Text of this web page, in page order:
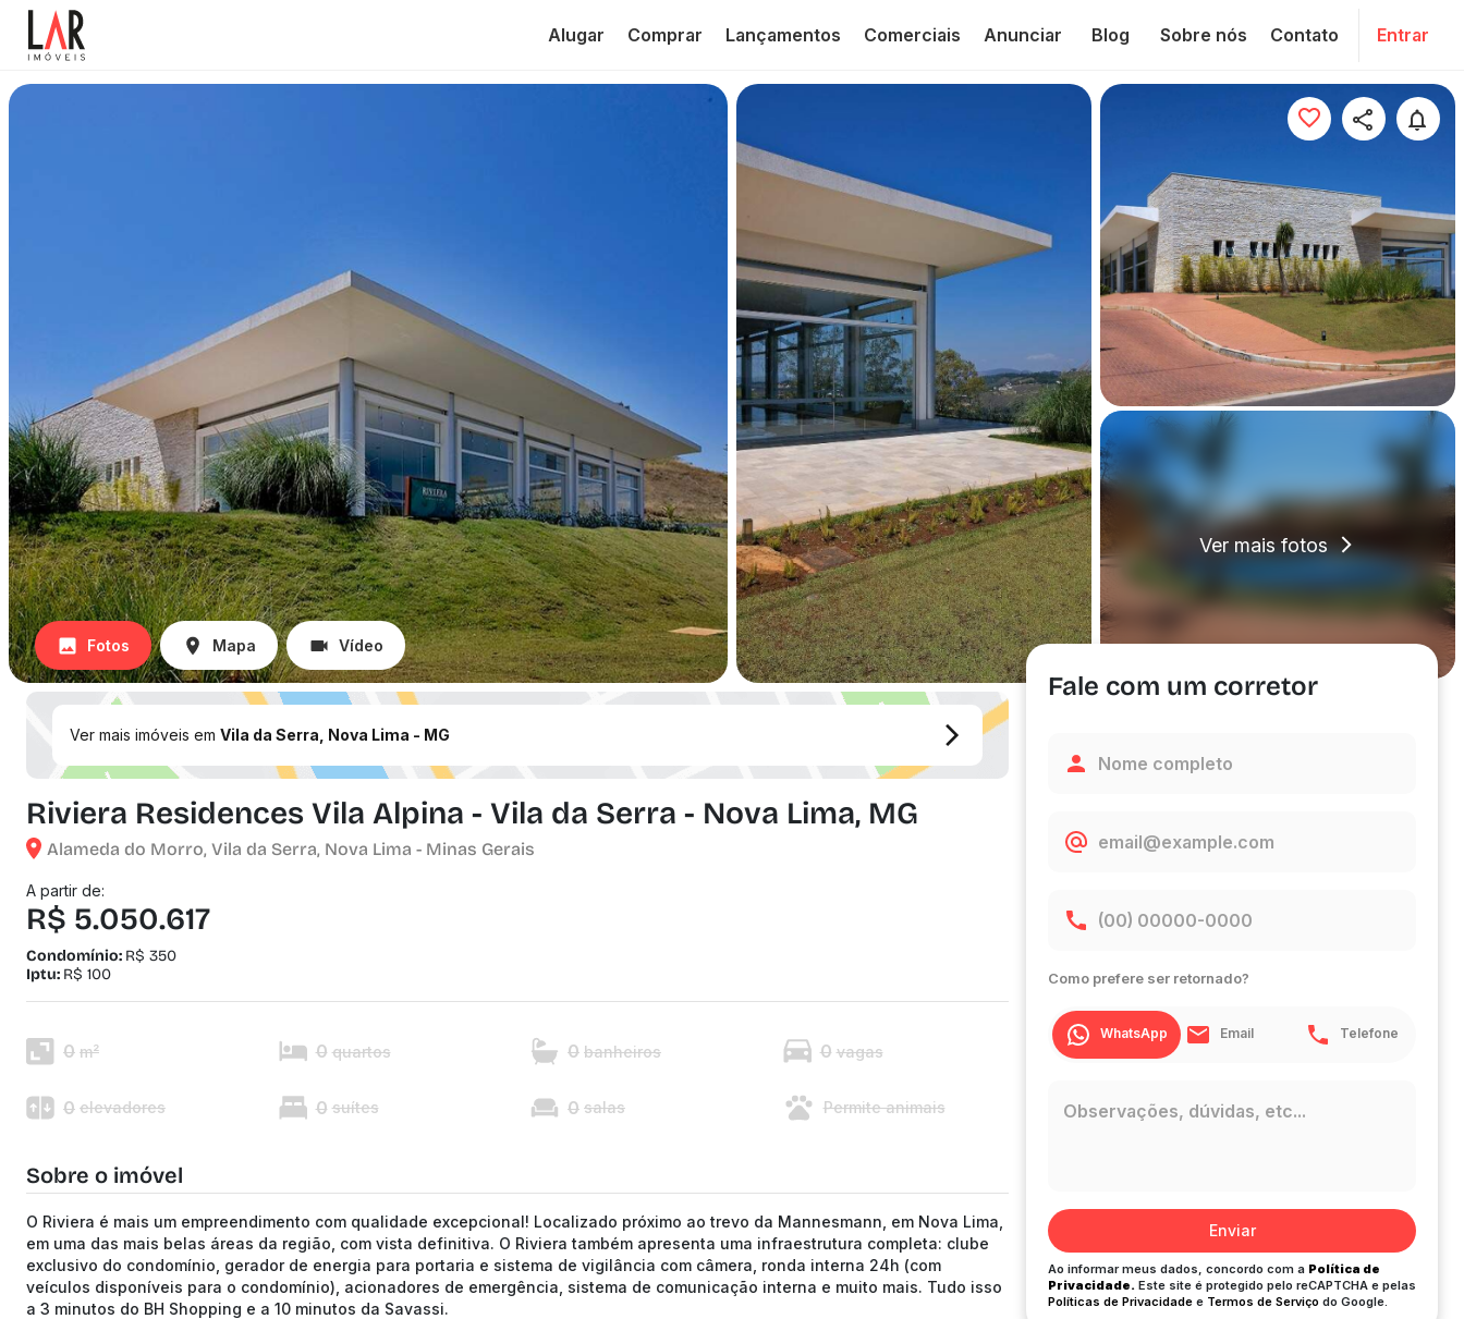
Alugar Comprar Lançamentos Comerciais Anunciar Blog Sobre nós Contato Entrar
Ver mais fotos
Fotos Mapa Vídeo
Ver mais imóveis em Vila da Serra, Nova Lima - MG
Riviera Residences Vila Alpina - Vila da Serra - Nova Lima, MG
Alameda do Morro, Vila da Serra, Nova Lima - Minas Gerais
A partir de:
R$ 5.050.617
Condomínio: R$ 350
Iptu: R$ 100
0 m² 0 quartos 0 banheiros 0 vagas
0 elevadores 0 suítes 0 salas Permite animais
Sobre o imóvel
O Riviera é mais um empreendimento com qualidade excepcional! Localizado próximo ao trevo da Mannesmann, em Nova Lima,
em uma das mais belas áreas da região, com vista definitiva. O Riviera também apresenta uma infraestrutura completa: clube
exclusivo do condomínio, gerador de energia para portaria e sistema de vigilância com câmera, ronda interna 24h (com
veículos disponíveis para o condomínio), acionadores de emergência, sistema de comunicação interna e muito mais. Tudo isso
a 3 minutos do BH Shopping e a 10 minutos da Savassi.
Fale com um corretor
Como prefere ser retornado?
WhatsApp Email Telefone
Enviar
Ao informar meus dados, concordo com a Política de
Privacidade. Este site é protegido pelo reCAPTCHA e pelas
Políticas de Privacidade e Termos de Serviço do Google.